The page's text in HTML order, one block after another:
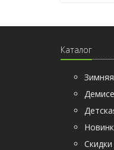
Каталог